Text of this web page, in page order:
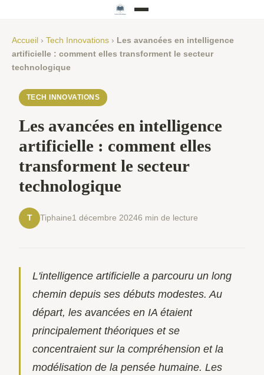
Accueil › Tech Innovations › Les avancées en intelligence
artificielle : comment elles transforment le secteur
technologique
TECH INNOVATIONS
Les avancées en intelligence
artificielle : comment elles
transforment le secteur
technologique
T Tiphaine1 décembre 20246 min de lecture
L'intelligence artificielle a parcouru un long
chemin depuis ses débuts modestes. Au
départ, les avancées en IA étaient
principalement théoriques et se
concentraient sur la compréhension et la
modélisation de la pensée humaine. Les